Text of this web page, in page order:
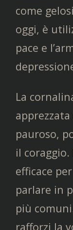
come
oggi, è
pace e
La
pauroso,
il
efficace
parlare in
più
rafforzi la